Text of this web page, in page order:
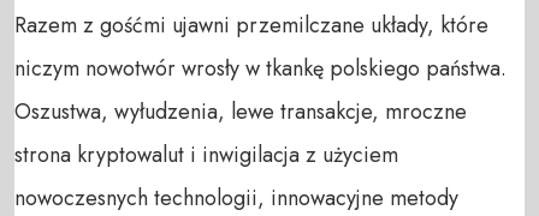
Razem z gośćmi ujawni przemilczane układy, które
niczym nowotwór wrosły w tkankę polskiego państwa.
Oszustwa, wyłudzenia, lewe transakcje, mroczne
strona kryptowalut i inwigilacja z użyciem
nowoczesnych technologii, innowacyjne metody